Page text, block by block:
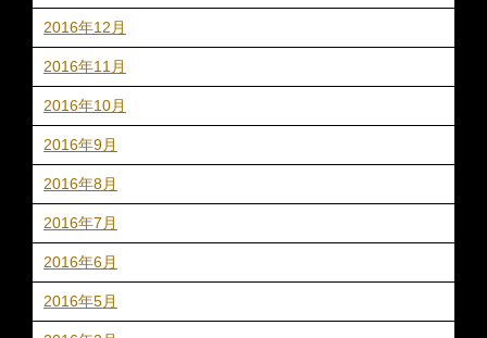
2016年12月
2016年11月
2016年10月
2016年9月
2016年8月
2016年7月
2016年6月
2016年5月